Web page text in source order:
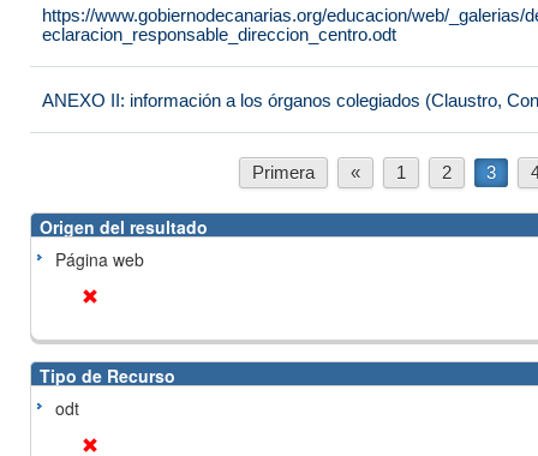
https://www.gobiernodecanarias.org/educacion/web/_galerias/
eclaracion_responsable_direccion_centro.odt
ANEXO II: información a los órganos colegiados (Claustro,
Primera « 1 2 3
Origen del resultado
Página web
Tipo de Recurso
odt